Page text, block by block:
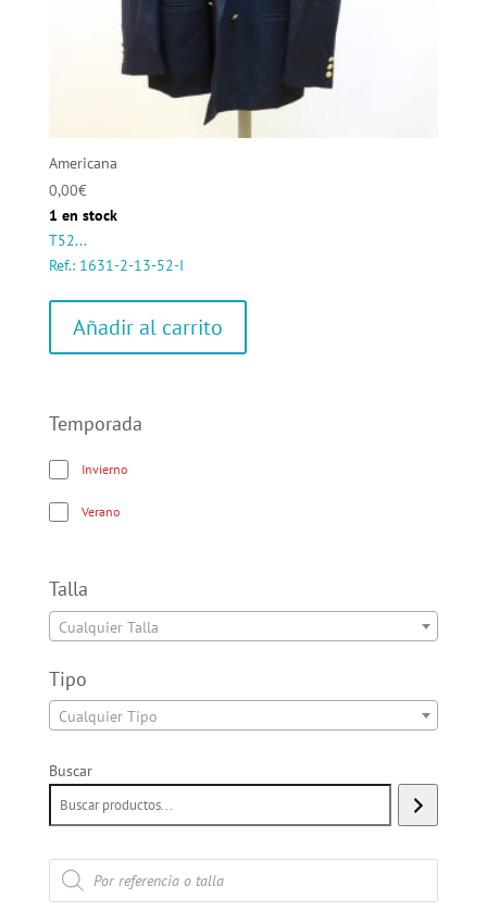
Americana
0,00€
1 en stock
T52...
Ref.: 1631-2-13-52-I
Añadir al carrito
Temporada
Invierno
Verano
Talla
Cualquier Talla
Tipo
Cualquier Tipo
Buscar
Búsqueda
de
productos